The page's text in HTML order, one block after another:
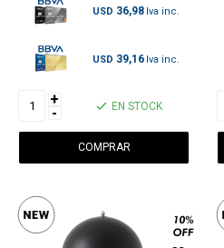
USD 36,98
USD 39,16
+
- EN STOCK